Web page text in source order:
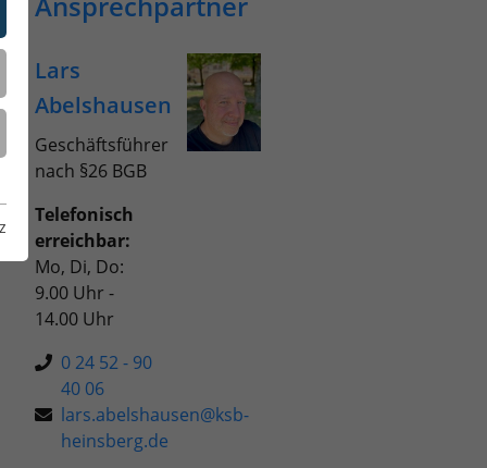
Lars
Abelshausen
Geschäftsführer
nach §26 BGB
Telefonisch
erreichbar:
Mo, Di, Do:
9.00 Uhr -
14.00 Uhr
0 24 52 - 90
40 06
lars.abelshausen@ksb-
heinsberg.de